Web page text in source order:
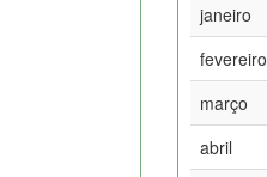
janeiro
fevereiro
março
abril